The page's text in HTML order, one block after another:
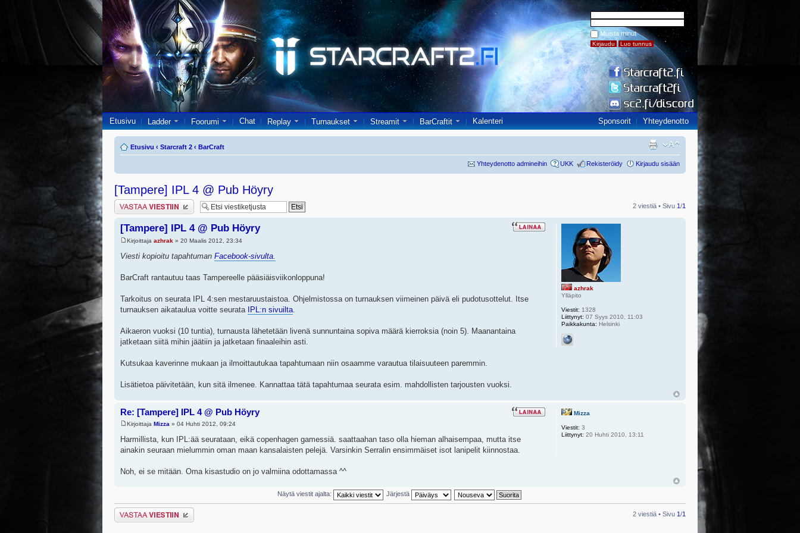
Muista minut
Etusivu Ladder Foorumi Chat Replay Turnaukset Streamit BarCraftit Kalenteri Sponsorit Yhteydenotto
Etusivu ‹ Starcraft 2 ‹ BarCraft
Yhteydenotto admineihin UKK Rekisteröidy Kirjaudu sisään
[Tampere] IPL 4 @ Pub Höyry
Lähetä vastaus 2 viestiä • Sivu 1/1
[Tampere] IPL 4 @ Pub Höyry
Kirjoittaja azhrak » 20 Maalis 2012, 23:34
Viesti kopioitu tapahtuman Facebook-sivulta.
BarCraft rantautuu taas Tampereelle pääsiäisviikonloppuna!
Tarkoitus on seurata IPL 4:sen mestaruustaistoa. Ohjelmistossa on turnauksen viimeinen päivä eli pudotusottelut. Itse
turnauksen aikataulua voitte seurata IPL:n sivuilta.
Aikaeron vuoksi (10 tuntia), turnausta lähetetään livenä sunnuntaina sopiva määrä kierroksia (noin 5). Maanantaina
jatketaan siitä mihin jäätiin ja jatketaan finaaleihin asti.
Kutsukaa kaverinne mukaan ja ilmoittautukaa tapahtumaan niin osaamme varautua tilaisuuteen paremmin.
Lisätietoa päivitetään, kun sitä ilmenee. Kannattaa tätä tapahtumaa seurata esim. mahdollisten tarjousten vuoksi.
azhrak
Ylläpito
Viestit: 1328
Liittynyt: 07 Syys 2010, 11:03
Paikkakunta: Helsinki
Re: [Tampere] IPL 4 @ Pub Höyry
Kirjoittaja Mizza » 04 Huhti 2012, 09:24
Harmillista, kun IPL:ää seurataan, eikä copenhagen gamessiä. saattaahan taso olla hieman alhaisempaa, mutta itse
ainakin seuraan mielummin oman maan kansalaisten pelejä. Varsinkin Serralin ensimmäiset isot lanipelit kiinnostaa.
Noh, ei se mitään. Oma kisastudio on jo valmiina odottamassa ^^
Mizza
Viestit: 3
Liittynyt: 20 Huhti 2010, 13:11
Näytä viestit ajalta: Järjestä
Lähetä vastaus 2 viestiä • Sivu 1/1